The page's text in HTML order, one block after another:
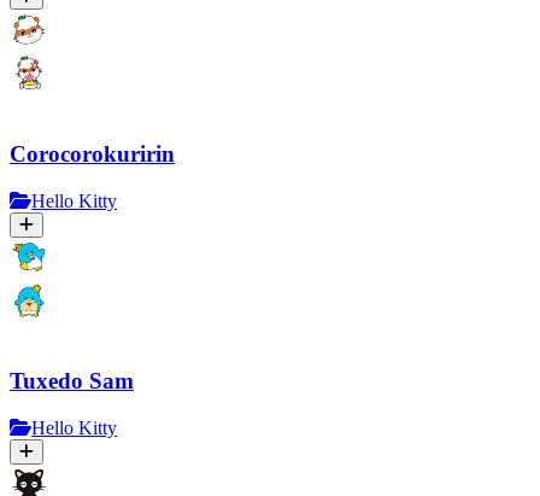
Corocorokuririn
Hello Kitty
Tuxedo Sam
Hello Kitty